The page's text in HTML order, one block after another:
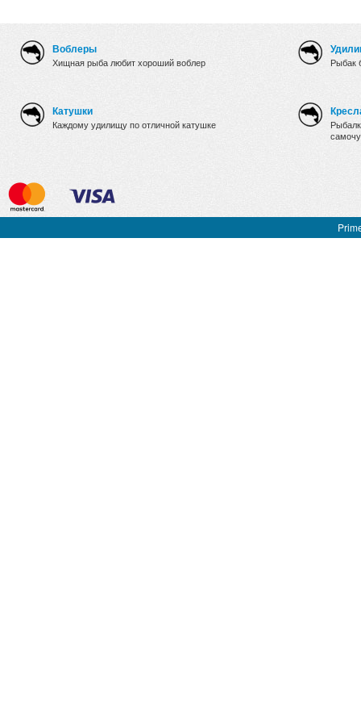
Воблеры
Хищная рыба любит хороший воблер
Катушки
Каждому удилищу по отличной катушке
Рыбак